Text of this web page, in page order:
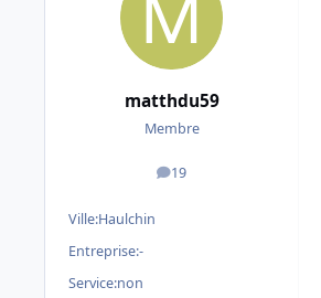
matthdu59
Membre
19
messages
Ville:Haulchin
Entreprise:-
Service:non